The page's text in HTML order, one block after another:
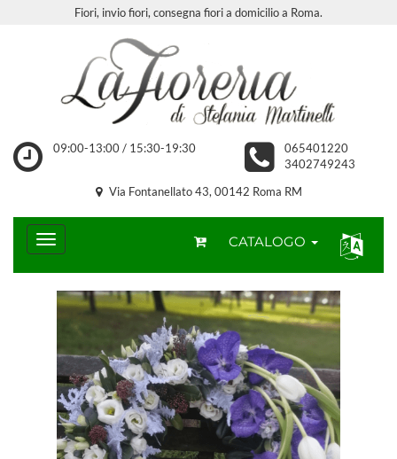
Fiori, invio fiori, consegna fiori a domicilio a Roma.
09:00-13:00 / 15:30-19:30
065401220
3402749243
Via Fontanellato 43, 00142 Roma RM
CATALOGO